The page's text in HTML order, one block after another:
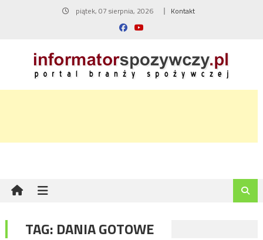
piątek, 07 sierpnia, 2026 Kontakt
TAG: DANIA GOTOWE